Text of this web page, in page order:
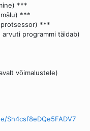
***
***
***
arvuti programmi täidab)
võimalustele)
Sh4csf8eDQe5FADV7